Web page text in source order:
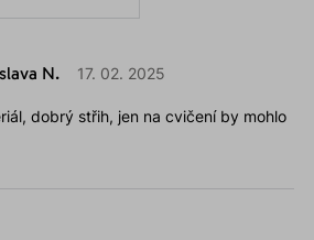
N. 17. 02. 2025
dobrý střih, jen na cvičení by mohlo